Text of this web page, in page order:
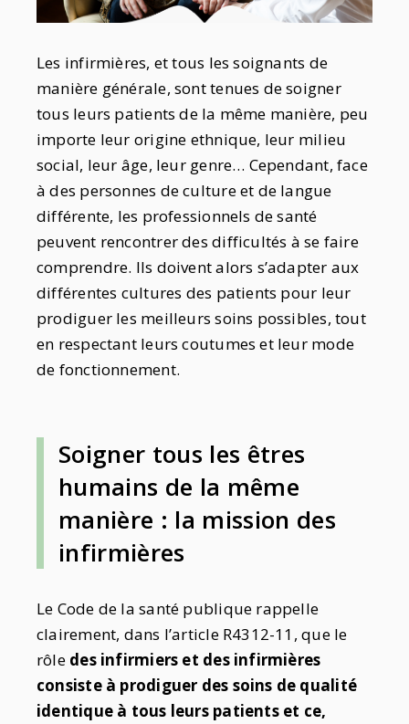
Les infirmières, et tous les soignants de
manière générale, sont tenues de soigner
tous leurs patients de la même manière, peu
importe leur origine ethnique, leur milieu
social, leur âge, leur genre… Cependant, face
à des personnes de culture et de langue
différente, les professionnels de santé
peuvent rencontrer des difficultés à se faire
comprendre. Ils doivent alors s’adapter aux
différentes cultures des patients pour leur
prodiguer les meilleurs soins possibles, tout
en respectant leurs coutumes et leur mode
de fonctionnement.
Soigner tous les êtres
humains de la même
manière : la mission des
infirmières
Le Code de la santé publique rappelle
clairement, dans l’article R4312-11, que le
rôle des infirmiers et des infirmières
consiste à prodiguer des soins de qualité
identique à tous leurs patients et ce,